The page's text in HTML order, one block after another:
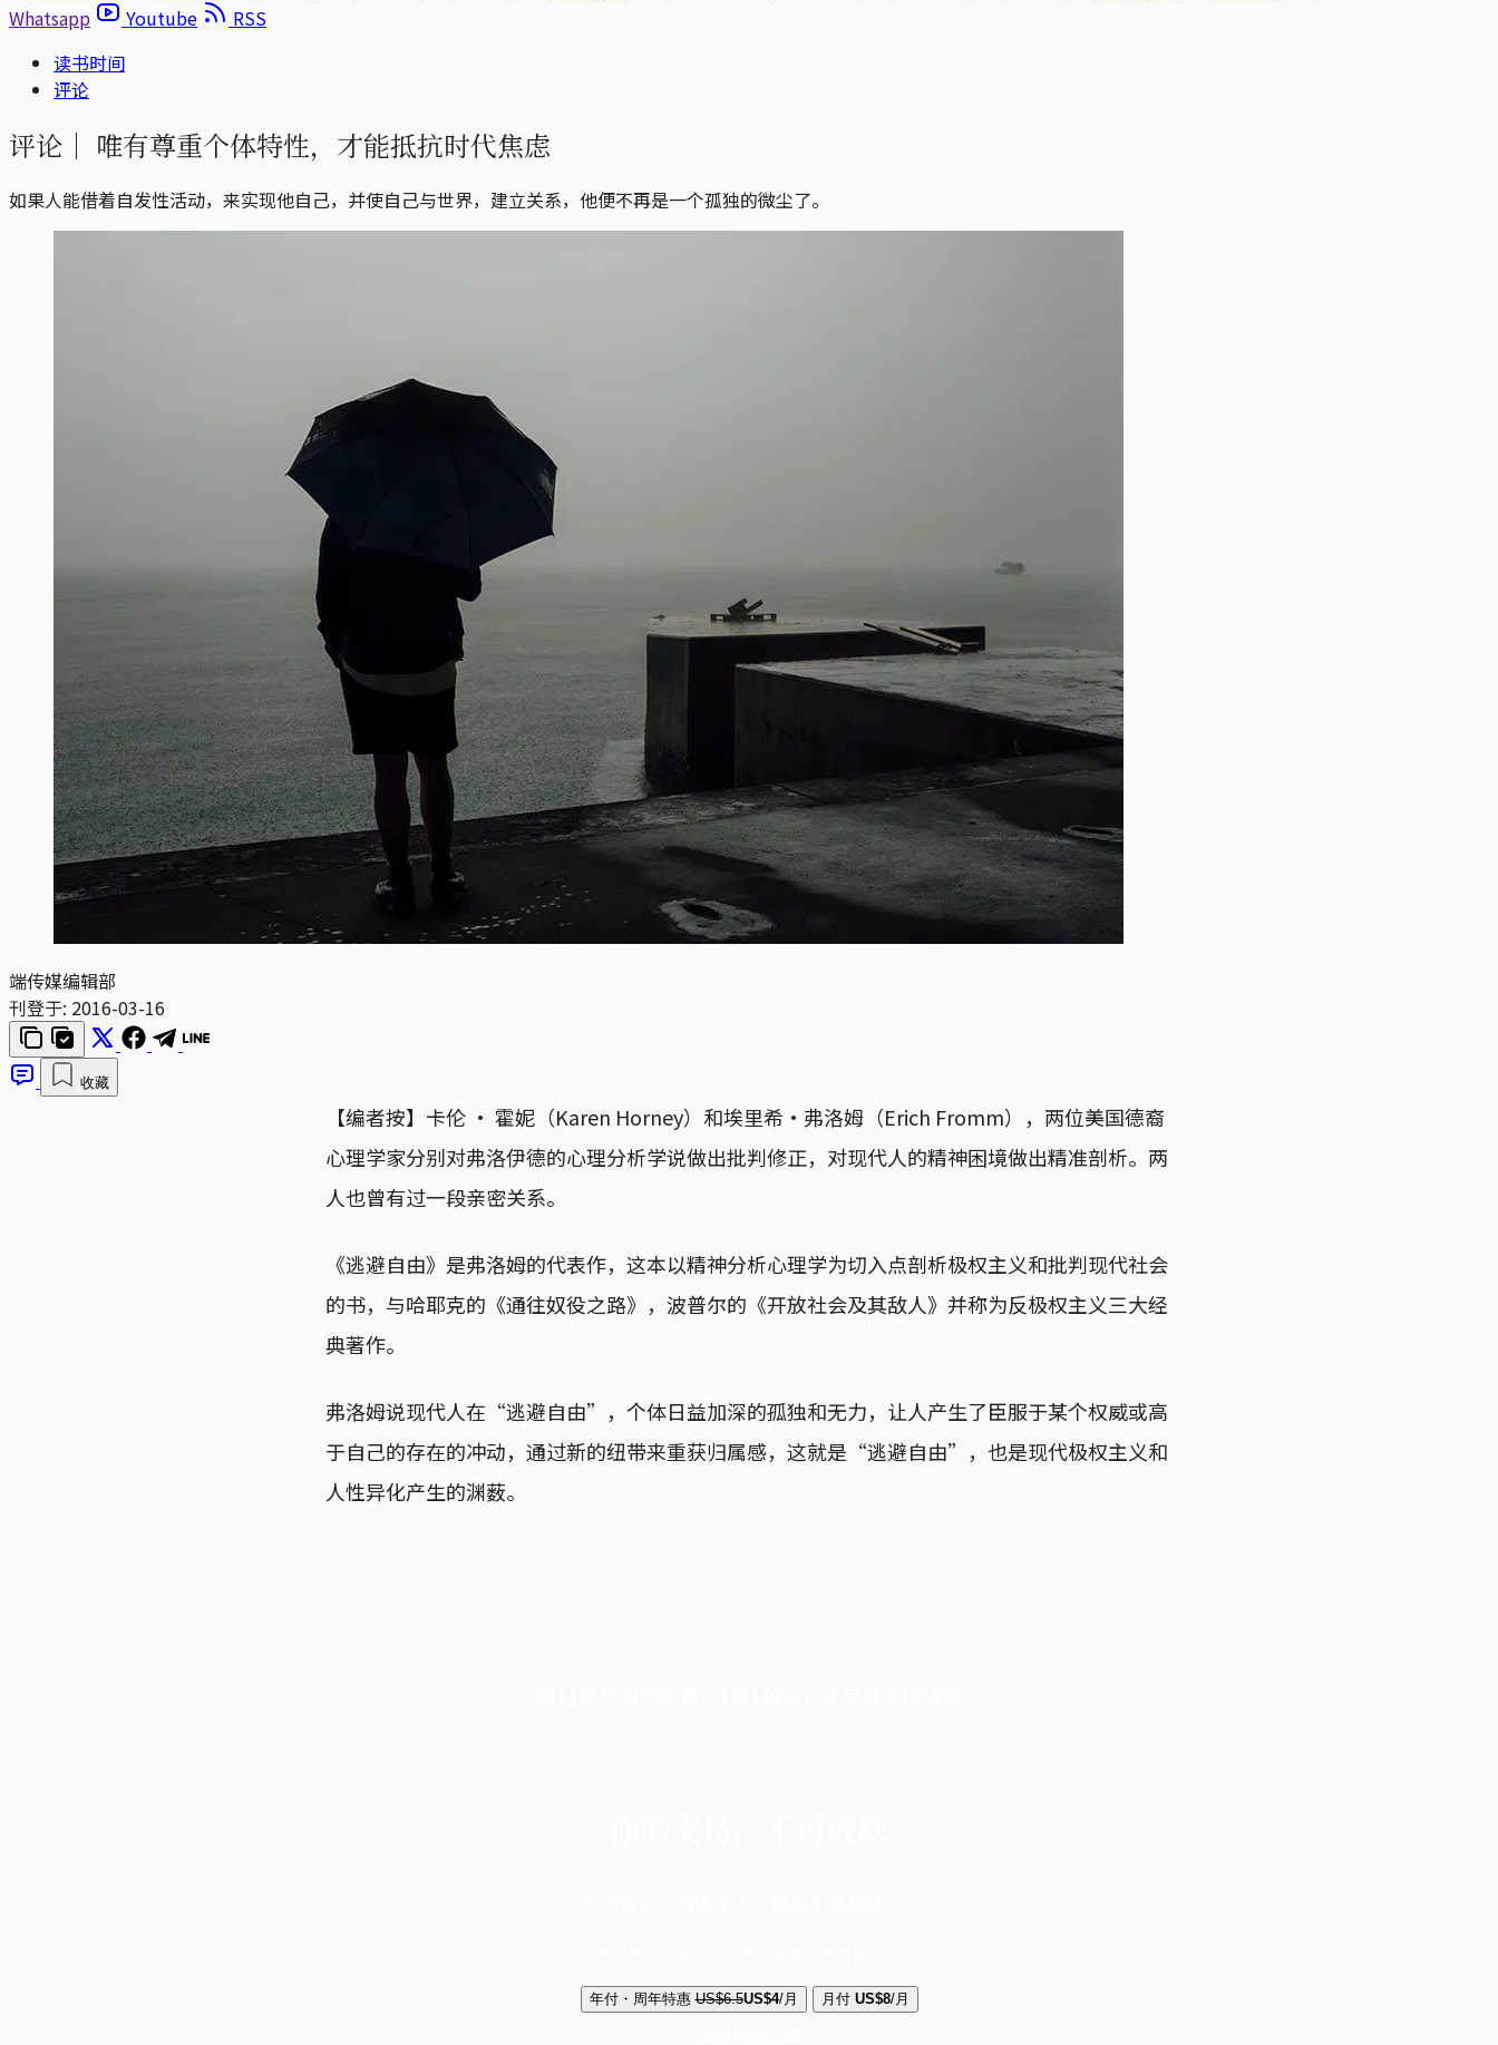
Whatsapp
Youtube
RSS
读书时间
评论
评论｜ 唯有尊重个体特性，才能抵抗时代焦虑
如果人能借着自发性活动，来实现他自己，并使自己与世界，建立关系，他便不再是一个孤独的微尘了。
端传媒编辑部
刊登于: 2016-03-16
收藏
【编者按】卡伦 · 霍妮（Karen Horney）和埃里希·弗洛姆（Erich Fromm），两位美国德裔
心理学家分别对弗洛伊德的心理分析学说做出批判修正，对现代人的精神困境做出精准剖析。两
人也曾有过一段亲密关系。
《逃避自由》是弗洛姆的代表作，这本以精神分析心理学为切入点剖析极权主义和批判现代社会
的书，与哈耶克的《通往奴役之路》，波普尔的《开放社会及其敌人》并称为反极权主义三大经
典著作。
弗洛姆说现代人在“逃避自由”，个体日益加深的孤独和无力，让人产生了臣服于某个权威或高
于自己的存在的冲动，通过新的纽带来重获归属感，这就是“逃避自由”，也是现代极权主义和
人性异化产生的渊薮。
年付・周年特惠 US$6.5US$4/月 月付 US$8/月